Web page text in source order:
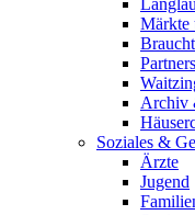
Märkte
Archiv
Soziales &
Ärzte
Jugend